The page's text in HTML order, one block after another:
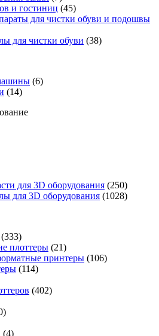
и гостиниц (45)
для чистки обуви и подошвы
для чистки обуви (38)
(6)
(14)
для 3D оборудования (250)
для 3D оборудования (1028)
(333)
плоттеры (21)
принтеры (106)
(114)
(402)
(4)